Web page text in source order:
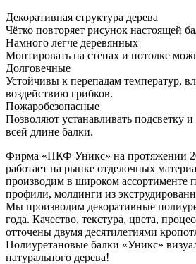
Декоративная структура дерева
Чётко повторяет рисунок настоящей
Намного легче деревянных
Монтировать на стенах и потолке
Долговечные
Устойчивы к перепадам температур,
воздействию грибков.
Пожаробезопасные
Позволяют устанавливать подсветку
всей длине балки.
Фирма «ПКФ Уникс» на протяжении
работает на рынке отделочных
производим в широком ассортименте
профили, молдинги из
Мы производим декоративные
года. Качество, текстура, цвета,
отточены двумя десятилетиями
Полиуретановые балки «Уникс»
натурального дерева!